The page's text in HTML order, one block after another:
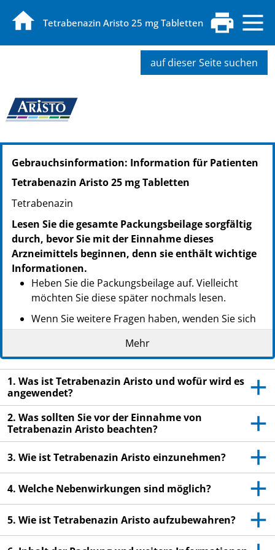
Tetrabenazin Aristo 25 mg Tabletten
auf dieser Seite suchen
PZN: 15427448
PPN: 111542744817
Gebrauchsinformation: Information für Patienten
Tetrabenazin Aristo 25 mg Tabletten
Tetrabenazin
Lesen Sie die gesamte Packungsbeilage sorgfältig
durch, bevor Sie mit der Einnahme dieses
Arzneimittels beginnen, denn sie enthält wichtige
Informationen.
Heben Sie die Packungsbeilage auf. Vielleicht
möchten Sie diese später nochmals lesen.
Wenn Sie weitere Fragen haben, wenden Sie sich
an Ihren Arzt oder Apotheker.
Dieses Arzneimittel wurde Ihnen persönlich
verschrieben. Geben Sie es nicht an Dritte weiter.
Es kann anderen Menschen schaden, auch wenn
diese die gleichen Beschwerden haben wie Sie.
Wenn Sie Nebenwirkungen bemerken, wenden Sie
sich an Ihren Arzt oder Apotheker. Dies gilt auch
Packungsbeilage angegeben sind. Siehe Abschnitt
Mehr
1. Was ist Tetrabenazin Aristo und wofür wird es
angewendet?
2. Was sollten Sie vor der Einnahme von
Tetrabenazin Aristo beachten?
3. Wie ist Tetrabenazin Aristo einzunehmen?
4. Welche Nebenwirkungen sind möglich?
5. Wie ist Tetrabenazin Aristo aufzubewahren?